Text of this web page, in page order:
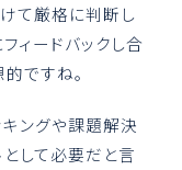
て厳格に判断し
ィードバックし合
ですね。
ングや課題解決
して必要だと言